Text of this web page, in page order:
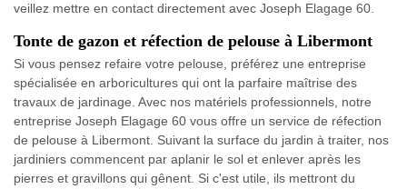
veillez mettre en contact directement avec Joseph Elagage 60.
Tonte de gazon et réfection de pelouse à Libermont
Si vous pensez refaire votre pelouse, préférez une entreprise
spécialisée en arboricultures qui ont la parfaire maîtrise des
travaux de jardinage. Avec nos matériels professionnels, notre
entreprise Joseph Elagage 60 vous offre un service de réfection
de pelouse à Libermont. Suivant la surface du jardin à traiter, nos
jardiniers commencent par aplanir le sol et enlever après les
pierres et gravillons qui gênent. Si c'est utile, ils mettront du